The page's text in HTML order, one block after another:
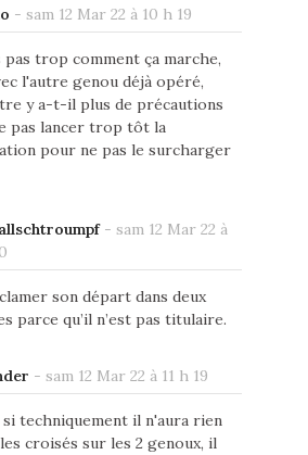
- sam 12 Mar 22 à 10 h 19
pas trop comment ça marche,
l'autre genou déjà opéré,
y a-t-il plus de précautions
pas lancer trop tôt la
pour ne pas le surcharger
- sam 12 Mar 22 à
son départ dans deux
parce qu’il n’est pas titulaire.
- sam 12 Mar 22 à 11 h 19
si techniquement il n'aura rien
croisés sur les 2 genoux, il